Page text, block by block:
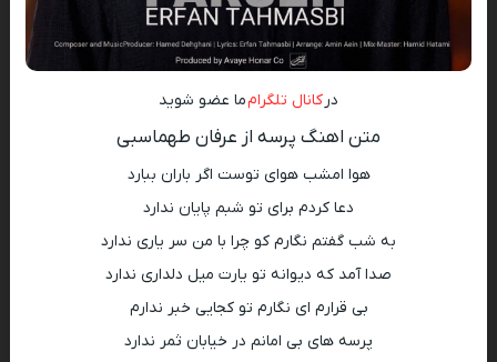
در کانال تلگرامما عضو شوید
متن اهنگ پرسه از عرفان طهماسبی
هوا امشب هوای توست اگر باران ببارد
دعا کردم برای تو شبم پایان ندارد
به شب گفتم نگارم کو چرا با من سر یاری ندارد
صدا آمد که دیوانه تو یارت میل دلداری ندارد
بی قرارم ای نگارم تو کجایی خبر ندارم
پرسه های بی امانم در خیابان ثمر ندارد